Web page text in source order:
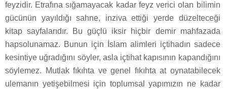
feyzidir. Etrafına sığamayacak kadar feyz verici olan bilimin
gücünün yayıldığı sahne, inziva ettiği yerde düzelteceği
kitap sayfalarıdır. Bu güçlü iksir hiçbir demir mahfazada
hapsolunamaz. Bunun için İslam alimleri içtihadın sadece
kesintiye uğradığını söyler, asla içtihat kapısının kapandığını
söylemez. Mutlak fıkıhta ve genel fıkıhta at oynatabilecek
ulemanın yetişebilmesi için toplumsal yapımızın ne kadar